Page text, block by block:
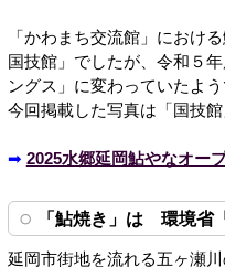
「かわまち交流館」におけ
国技館」でしたが、令和５
ングス」に変わっていたよう
今回掲載した写真は「国技館
➡ 2025水郷延岡鮎やなオー
「鮎焼き」は 環境省
延岡市街地を流れる五ヶ瀬